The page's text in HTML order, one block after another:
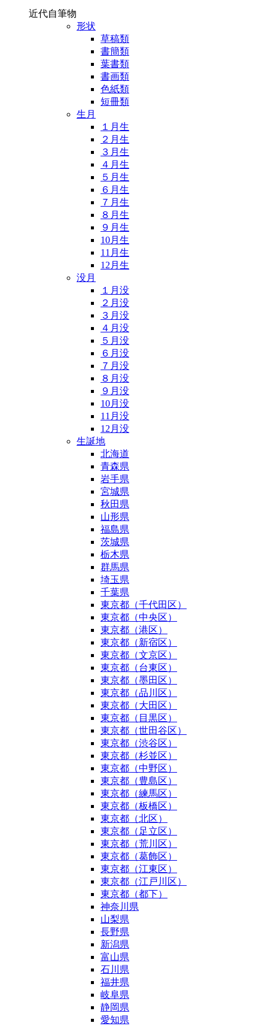
近代自筆物
形状
草稿類
書簡類
葉書類
書画類
色紙類
短冊類
生月
１月生
２月生
３月生
４月生
５月生
６月生
７月生
８月生
９月生
10月生
11月生
12月生
没月
１月没
２月没
３月没
４月没
５月没
６月没
７月没
８月没
９月没
10月没
11月没
12月没
生誕地
北海道
青森県
岩手県
宮城県
秋田県
山形県
福島県
茨城県
栃木県
群馬県
埼玉県
千葉県
東京都（千代田区）
東京都（中央区）
東京都（港区）
東京都（新宿区）
東京都（文京区）
東京都（台東区）
東京都（墨田区）
東京都（品川区）
東京都（大田区）
東京都（目黒区）
東京都（世田谷区）
東京都（渋谷区）
東京都（杉並区）
東京都（中野区）
東京都（豊島区）
東京都（練馬区）
東京都（板橋区）
東京都（北区）
東京都（足立区）
東京都（荒川区）
東京都（葛飾区）
東京都（江東区）
東京都（江戸川区）
東京都（都下）
神奈川県
山梨県
長野県
新潟県
富山県
石川県
福井県
岐阜県
静岡県
愛知県